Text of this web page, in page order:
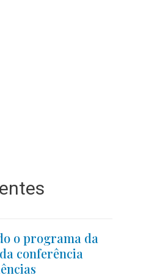
o programa da
conferência